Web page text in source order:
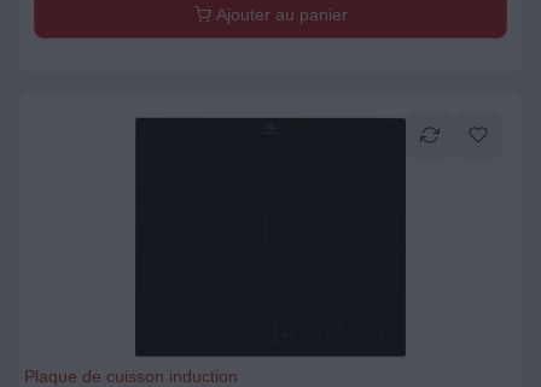
Ajouter au panier
Plaque de cuisson induction